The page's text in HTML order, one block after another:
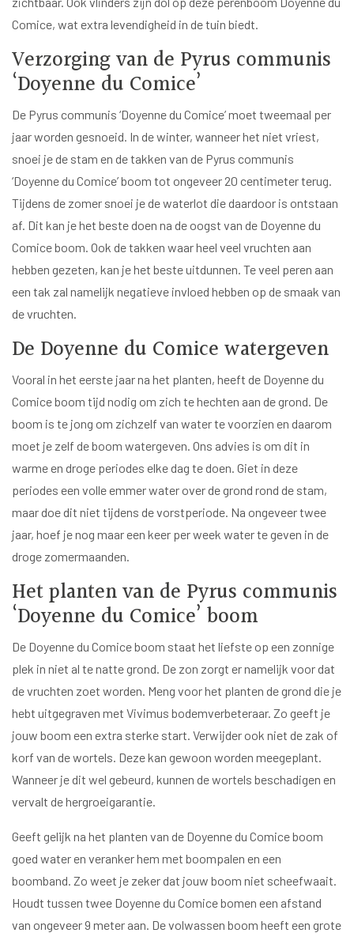
Comice, wat extra levendigheid in de tuin biedt.
Verzorging van de Pyrus communis
‘Doyenne du Comice’
De Pyrus communis ‘Doyenne du Comice’ moet tweemaal per
jaar worden gesnoeid. In de winter, wanneer het niet vriest,
snoei je de stam en de takken van de Pyrus communis
‘Doyenne du Comice’ boom tot ongeveer 20 centimeter terug.
Tijdens de zomer snoei je de waterlot die daardoor is ontstaan
af. Dit kan je het beste doen na de oogst van de Doyenne du
Comice boom. Ook de takken waar heel veel vruchten aan
hebben gezeten, kan je het beste uitdunnen. Te veel peren aan
een tak zal namelijk negatieve invloed hebben op de smaak van
de vruchten.
De Doyenne du Comice watergeven
Vooral in het eerste jaar na het planten, heeft de Doyenne du
Comice boom tijd nodig om zich te hechten aan de grond. De
boom is te jong om zichzelf van water te voorzien en daarom
moet je zelf de boom watergeven. Ons advies is om dit in
warme en droge periodes elke dag te doen. Giet in deze
periodes een volle emmer water over de grond rond de stam,
maar doe dit niet tijdens de vorstperiode. Na ongeveer twee
jaar, hoef je nog maar een keer per week water te geven in de
droge zomermaanden.
Het planten van de Pyrus communis
‘Doyenne du Comice’ boom
De Doyenne du Comice boom staat het liefste op een zonnige
plek in niet al te natte grond. De zon zorgt er namelijk voor dat
de vruchten zoet worden. Meng voor het planten de grond die je
hebt uitgegraven met Vivimus bodemverbeteraar. Zo geeft je
jouw boom een extra sterke start. Verwijder ook niet de zak of
korf van de wortels. Deze kan gewoon worden meegeplant.
Wanneer je dit wel gebeurd, kunnen de wortels beschadigen en
vervalt de hergroeigarantie.
Geeft gelijk na het planten van de Doyenne du Comice boom
goed water en veranker hem met boompalen en een
boomband. Zo weet je zeker dat jouw boom niet scheefwaait.
Houdt tussen twee Doyenne du Comice bomen een afstand
van ongeveer 9 meter aan. De volwassen boom heeft een grote